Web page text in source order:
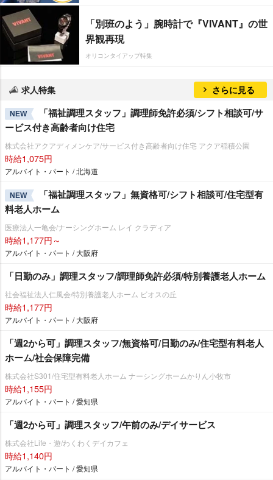
「別班のよう」腕時計で『VIVANT』の世
界観再現
オリコンタイアップ特集
求人特集 さらに見る
NEW
「福祉調理スタッフ」調理師免許必須/シフト相談可/サ
ービス付き高齢者向け住宅
株式会社アクアディメンケア/サービス付き高齢者向け住宅 アクア稲積公園
時給1,075円
アルバイト・パート / 北海道
NEW
「福祉調理スタッフ」無資格可/シフト相談可/住宅型有
料老人ホーム
医療法人一亀会/ナーシングホーム レイ クラディア
時給1,177円～
アルバイト・パート / 大阪府
「日勤のみ」調理スタッフ/調理師免許必須/特別養護老人ホーム
社会福祉法人仁風会/特別養護老人ホーム ビオスの丘
時給1,177円
アルバイト・パート / 大阪府
「週2から可」調理スタッフ/無資格可/日勤のみ/住宅型有料老人
ホーム/社会保障完備
株式会社S301/住宅型有料老人ホーム ナーシングホームかりん小牧市
時給1,155円
アルバイト・パート / 愛知県
「週2から可」調理スタッフ/午前のみ/デイサービス
株式会社Life・遊/わくわくデイカフェ
時給1,140円
アルバイト・パート / 愛知県